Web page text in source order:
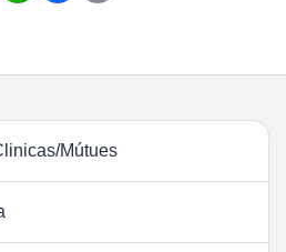
Mútues